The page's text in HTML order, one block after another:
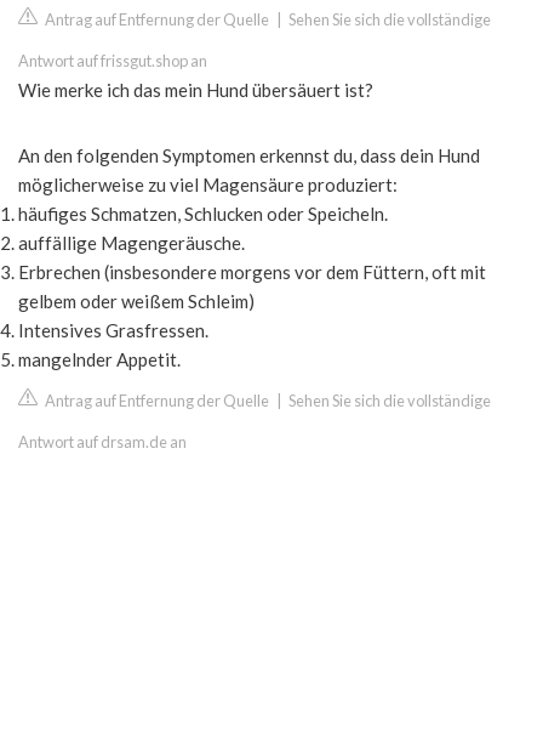
Antrag auf Entfernung der Quelle Sehen Sie sich die vollständige
Antwort auf frissgut.shop an
Wie merke ich das mein Hund übersäuert ist?
An den folgenden Symptomen erkennst du, dass dein Hund
möglicherweise zu viel Magensäure produziert:
häufiges Schmatzen, Schlucken oder Speicheln.
auffällige Magengeräusche.
Erbrechen (insbesondere morgens vor dem Füttern, oft mit
gelbem oder weißem Schleim)
Intensives Grasfressen.
mangelnder Appetit.
Antrag auf Entfernung der Quelle Sehen Sie sich die vollständige
Antwort auf drsam.de an